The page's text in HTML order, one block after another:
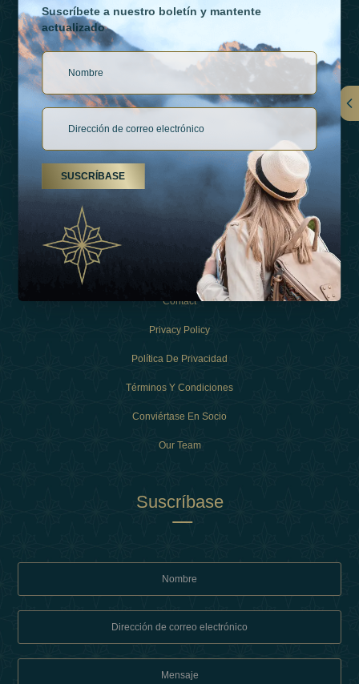
Vínculos
Tipos De Vacaciones
Contact
Privacy Policy
Política De Privacidad
Términos Y Condiciones
Conviértase En Socio
Our Team
Suscríbase
Suscríbete a nuestro boletín y mantente
actualizado
SUSCRÍBASE